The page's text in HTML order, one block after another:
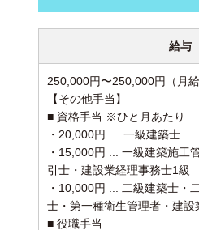
給与
250,000円〜250,000円（月給
【その他手当】
■ 資格手当 ※ひと月あたり
・20,000円 … 一級建築士
・15,000円 ... 一級建築施工
引士・建設業経理事務士1級
・10,000円 ... 二級建築士・
士・第一種衛生管理者・建設
■ 役職手当